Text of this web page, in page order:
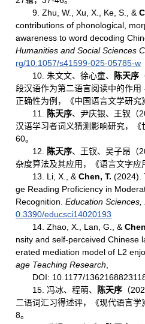
9. Zhu, W., Xu, X., Ke, S., &
contributions of phonological,
awareness to word decoding
Humanities and Social Sciences
rg/10.1057/s41599-025-05785-w
10. 朱文文、徐心童、
陈天序
段汉语作为第二语言阅读中的作
正确性为例，《中国语言文学研究
11. 陈天序、尹庆银、王钗（
汉语学习者词义猜测影响研究，
60。
12. 陈天序、王钗、吴子昂（
杂度算法及其应用，《语言文字应
13. Li, X., &Chen, T. (2024).
ge Reading Proficiency in
Recognition.Education Sciences,
0.3390/educsci14020193
14. Zhao, X., Lan, G., &
nsity and self-perceived Chinese
erated mediation model of L2
age Teaching Research,
DOI: 10.1177/
15. 冯冰、程萌、
陈天序 （
二语词汇习得述评，《现代语言
8。